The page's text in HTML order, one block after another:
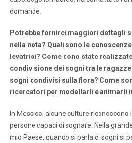
domande.
Potrebbe fornirci maggiori dettagli
nella nota? Quali sono le
levatrici? Come sono state
condivisione dei sogni tra le
sogni condivisi sulla flora? Come
ricercatori per modellarli e animarli
In Messico, alcune culture riconoscono
persone capaci di sognare. Nella
mio Paese, quando si parla di sogni si